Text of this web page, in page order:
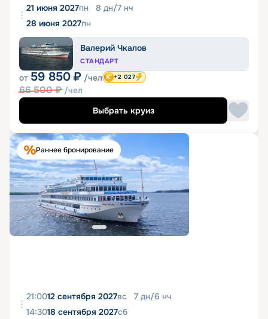
21 июня 2027пн 8 дн/7 нч
28 июня 2027пн
Валерий Чкалов
СТАНДАРТ
от 59 850 ₽ /чел
66 500₽ /чел
+2 027
Выбрать круиз
Раннее бронирование
21:0012 сентября 2027вс 7 дн/6 нч
14:3018 сентября 2027сб